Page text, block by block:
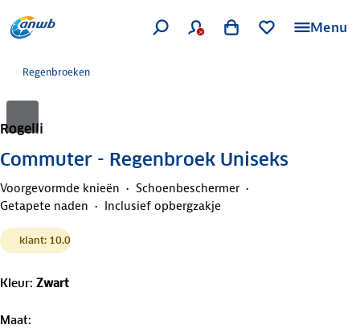
Menu
Regenbroeken
Rogelli
Commuter - Regenbroek Uniseks
Voorgevormde knieën
Schoenbeschermer
Getapete naden
Inclusief opbergzakje
klant: 10.0
Kleur: Zwart
Maat: